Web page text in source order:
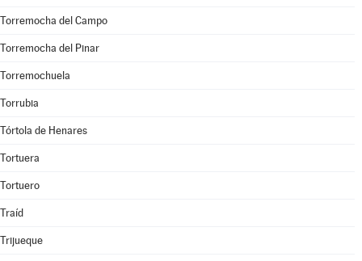
Torremocha del Campo
Torremocha del Pinar
Torremochuela
Torrubia
Tórtola de Henares
Tortuera
Tortuero
Traíd
Trijueque